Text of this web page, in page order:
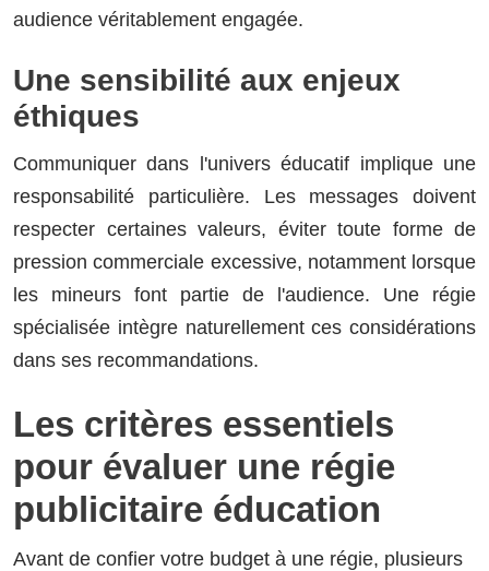
audience véritablement engagée.
Une sensibilité aux enjeux
éthiques
Communiquer dans l'univers éducatif implique une
responsabilité particulière. Les messages doivent
respecter certaines valeurs, éviter toute forme de
pression commerciale excessive, notamment lorsque
les mineurs font partie de l'audience. Une régie
spécialisée intègre naturellement ces considérations
dans ses recommandations.
Les critères essentiels
pour évaluer une régie
publicitaire éducation
Avant de confier votre budget à une régie, plusieurs